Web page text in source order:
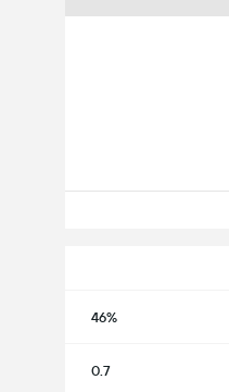
46%
0.7